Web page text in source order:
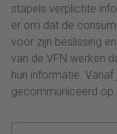
stapels verplichte
er om dat de
voor zijn beslissing
van de VFN werken
hun informatie.
gecommuniceerd op